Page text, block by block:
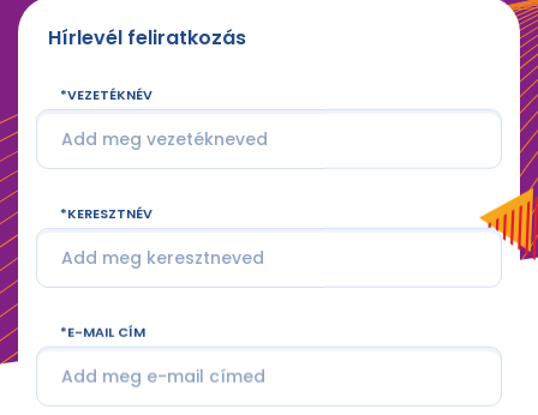
Hírlevél feliratkozás
VEZETÉKNÉV
KERESZTNÉV
E-MAIL CÍM